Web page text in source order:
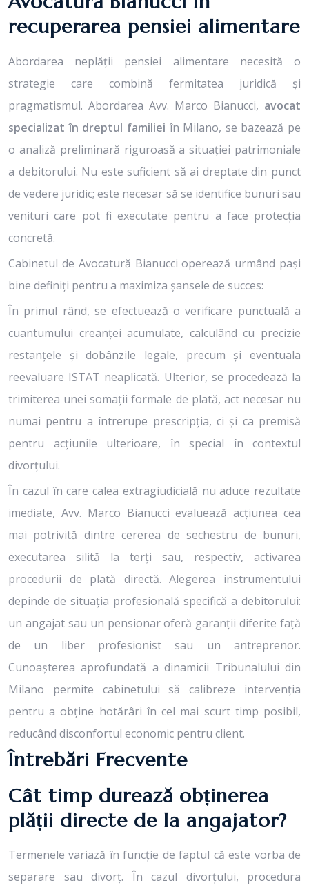
recuperarea pensiei alimentare
Abordarea neplății pensiei alimentare necesită o
strategie care combină fermitatea juridică și
pragmatismul. Abordarea Avv. Marco Bianucci, avocat
specializat în dreptul familiei în Milano, se bazează pe
o analiză preliminară riguroasă a situației patrimoniale
a debitorului. Nu este suficient să ai dreptate din punct
de vedere juridic; este necesar să se identifice bunuri sau
venituri care pot fi executate pentru a face protecția
concretă.
Cabinetul de Avocatură Bianucci operează urmând pași
bine definiți pentru a maximiza șansele de succes:
În primul rând, se efectuează o verificare punctuală a
cuantumului creanței acumulate, calculând cu precizie
restanțele și dobânzile legale, precum și eventuala
reevaluare ISTAT neaplicată. Ulterior, se procedează la
trimiterea unei somații formale de plată, act necesar nu
numai pentru a întrerupe prescripția, ci și ca premisă
pentru acțiunile ulterioare, în special în contextul
divorțului.
În cazul în care calea extragiudicială nu aduce rezultate
imediate, Avv. Marco Bianucci evaluează acțiunea cea
mai potrivită dintre cererea de sechestru de bunuri,
executarea silită la terți sau, respectiv, activarea
procedurii de plată directă. Alegerea instrumentului
depinde de situația profesională specifică a debitorului:
un angajat sau un pensionar oferă garanții diferite față
de un liber profesionist sau un antreprenor.
Cunoașterea aprofundată a dinamicii Tribunalului din
Milano permite cabinetului să calibreze intervenția
pentru a obține hotărâri în cel mai scurt timp posibil,
reducând disconfortul economic pentru client.
Întrebări Frecvente
Cât timp durează obținerea
plății directe de la angajator?
Termenele variază în funcție de faptul că este vorba de
separare sau divorț. În cazul divorțului, procedura